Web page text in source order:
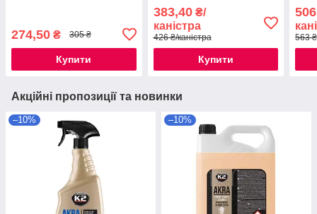
274,50 ₴ 305 ₴
Купити
383,40₴/
каністра
426 ₴/каністра
Купити
563
Акційні пропозиції та новинки
–10% –10%